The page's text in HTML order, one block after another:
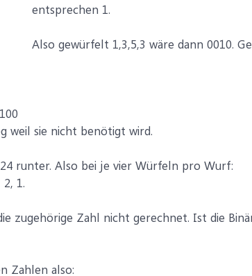
entsprechen 1.
Also gewürfelt 1,3,5,3 wäre dann 0010.
weil sie nicht benötigt wird.
runter. Also bei je vier Würfeln pro Wurf:
1.
zugehörige Zahl nicht gerechnet. Ist die
Zahlen also: